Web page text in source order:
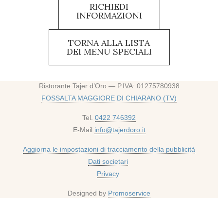
RICHIEDI
INFORMAZIONI
TORNA ALLA LISTA
DEI MENU SPECIALI
Ristorante Tajer d’Oro — P.IVA: 01275780938
FOSSALTA MAGGIORE DI CHIARANO (TV)
Tel. 0422 746392
E-Mail info@tajerdoro.it
Aggiorna le impostazioni di tracciamento della pubblicità
Dati societari
Privacy
Designed by Promoservice